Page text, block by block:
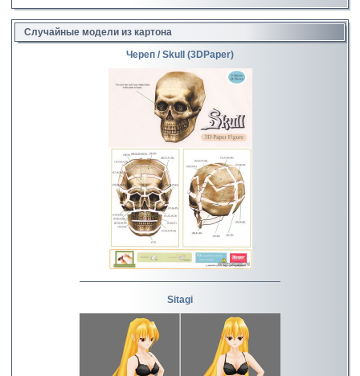
Случайные модели из картона
Череп / Skull (3DPaper)
Sitagi